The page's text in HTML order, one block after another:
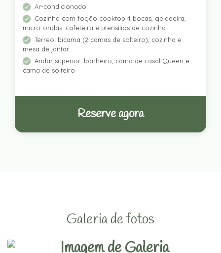
Ar-condicionado
Cozinha com fogão cooktop 4 bocas, geladeira,
micro-ondas, cafeteira e utensílios de cozinha
Térreo: bicama (2 camas de solteiro), cozinha e
mesa de jantar
Andar superior: banheiro, cama de casal Queen e
cama de solteiro
Reserve agora
Galeria de fotos